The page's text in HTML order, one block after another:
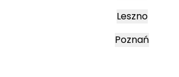
Leszno
Poznań